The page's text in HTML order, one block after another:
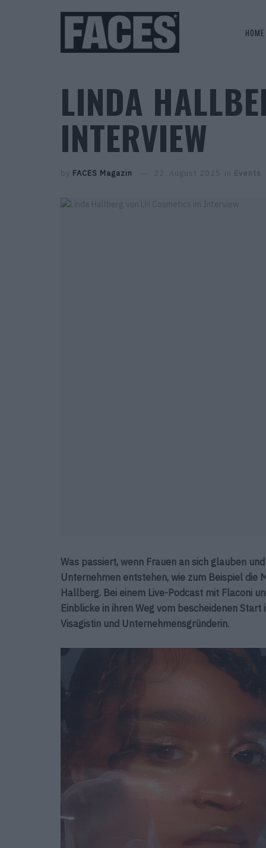
HOME
LINDA
INTERVIEW
by FACES Magazin 22. August 2025 in Events
Was passiert, wenn Frauen an sich glauben
Unternehmen entstehen, wie zum Beispiel die
Hallberg. Bei einem Live-Podcast mit Flaconi
Einblicke in ihren Weg vom bescheidenen
Visagistin und Unternehmensgründerin.